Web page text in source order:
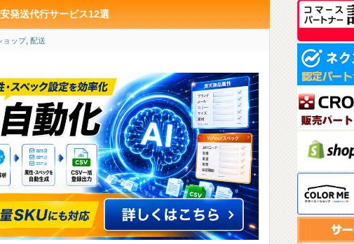
発送代行サービス12選
ョップ, 配送